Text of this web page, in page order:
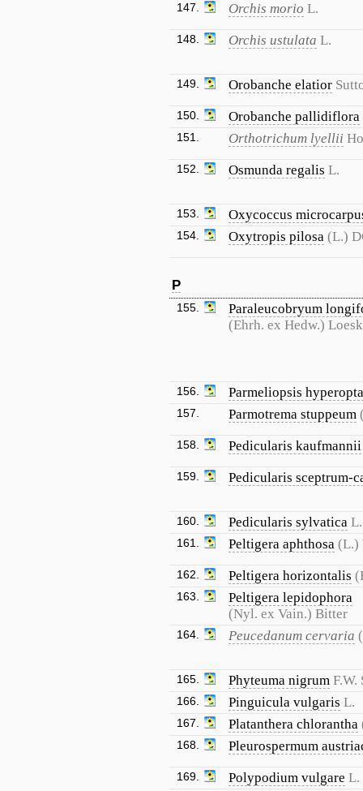
147. Orchis morio L.
148. Orchis ustulata L.
149. Orobanche elatior
150. Orobanche pallidiflora
151. Orthotrichum lyellii
152. Osmunda regalis L.
153. Oxycoccus
154. Oxytropis pilosa (L.)
P
155.
Paraleucobryum
(Ehrh. ex Hedw.)
156. Parmeliopsis hyperopta
157. Parmotrema stuppeum
158. Pedicularis kaufmannii
159. Pedicularis sceptrum-
160. Pedicularis sylvatica L.
161. Peltigera aphthosa (L.)
162. Peltigera horizontalis
163.
Peltigera lepidophora
(Nyl. ex Vain.) Bitter
164. Peucedanum cervaria
165. Phyteuma nigrum F.W.
166. Pinguicula vulgaris L.
167. Platanthera chlorantha
168. Pleurospermum
169. Polypodium vulgare L.